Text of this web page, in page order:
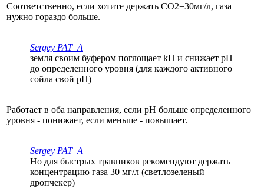
Соответственно, если хотите держать СО2=30мг/л, газа
нужно гораздо больше.
Sergey PAT_A
земля своим буфером поглощает kH и снижает pH
до определенного уровня (для каждого активного
сойла свой pH)
Работает в оба направления, если рН больше определенного
уровня - понижает, если меньше - повышает.
Sergey PAT_A
Но для быстрых травников рекомендуют держать
концентрацию газа 30 мг/л (светлозеленый
дропчекер)